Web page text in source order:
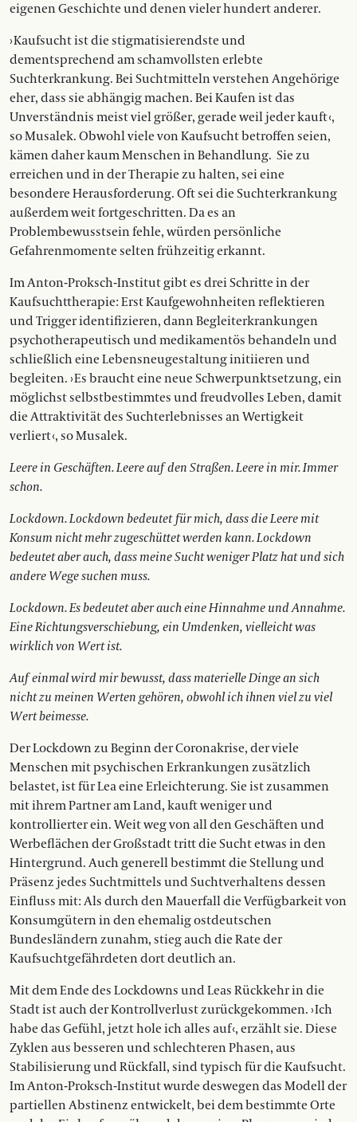
eigenen Geschichte und denen vieler hundert anderer.
› Kaufsucht ist die stigmatisierendste und
dementsprechend am schamvollsten er­­lebte
Suchterkrankung. Bei Suchtmitteln verstehen Ange­­hörige
eher, dass sie abhängig machen. Bei Kaufen ist das
Unverständnis meist viel größer, gerade weil jeder kauft ‹,
so Musalek. Obwohl viele von Kaufsucht betroffen seien,
kämen daher kaum Menschen in Behandlung. Sie zu
erreichen und in der Therapie zu halten, sei eine
besondere Herausforderung. Oft sei die Suchterkrankung
außerdem weit fortgeschritten. Da es an
Problembewusstsein fehle, würden persönliche
Gefahrenmomente selten frühzeitig erkannt.
Im Anton-Proksch-Institut gibt es drei Schritte in der
Kaufsuchttherapie: Erst Kaufgewohnheiten re­­flek­tieren
und Trigger identifizieren, dann Begleiterkrankungen
psychotherapeutisch und medikamentös behandeln und
schließlich eine Le­­bens­­neu­gestaltung initiieren und
begleiten. › Es braucht eine neue Schwerpunktsetzung, ein
möglichst selbstbestimmtes und freudvolles Leben, damit
die Attraktivität des Suchterlebnisses an Wertigkeit
verliert ‹, so Musalek.
Leere in Geschäften. Leere auf den Straßen. Leere in mir. Immer
schon.
Lockdown. Lockdown bedeutet für mich, dass die Leeremit
Konsum nicht mehr zugeschüttet werden kann. Lockdown
bedeutet aber auch, dass meine Sucht weniger Platz hat und sich
andere Wege suchen muss.
Lockdown. Es bedeutet aber auch eine Hinnahme und Annahme.
Eine Richtungsverschiebung, ein Umdenken, vielleicht was
wirklich von Wert ist.
Auf einmal wird mir be­­wusst, dass materielle Dinge an sich
nicht zu meinen Werten gehören, obwohl ich ihnen viel zu viel
Wert beimesse.
Der Lockdown zu Beginn der Coronakrise, der viele
Menschen mit psychischen Erkrankungen zusätzlich
belastet, ist für Lea eine Erleichterung. Sie ist zusammen
mit ihrem Partner am Land, kauft weniger und
kontrollierter ein. Weit weg von all den Geschäften und
Werbeflächen der Großstadt tritt die Sucht etwas in den
Hintergrund. Auch generell be­­stimmt die Stellung und
Präsenz jedes Suchtmittels und Suchtverhaltens dessen
Einfluss mit: Als durch den Mauerfall die Verfügbarkeit von
Konsumgütern in den ehemalig ostdeutschen
Bundesländern zu­­nahm, stieg auch die Rate der
Kaufsuchtgefährdeten dort deutlich an.
Mit dem Ende des Lockdowns und Leas Rückkehr in die
Stadt ist auch der Kontrollverlust zurückgekommen. › Ich
habe das Gefühl, jetzt hole ich alles auf ‹, erzählt sie. Diese
Zyklen aus besseren und schlechteren Phasen, aus
Stabilisierung und Rückfall, sind typisch für die Kaufsucht.
Im Anton-Proksch-Institut wurde deswegen das Modell der
partiellen Abstinenz entwickelt, bei dem bestimmte Orte